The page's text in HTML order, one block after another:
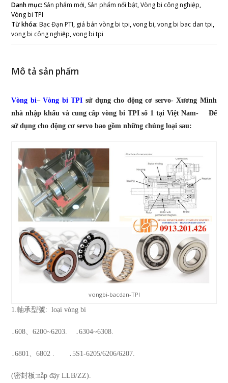
Danh mục: Sản phẩm mới, Sản phẩm nổi bật,Vòng bi công nghiệp,
Vòng bi TPI
Từ khóa:Bạc Đạn PTI, giá bán vòng bi tpi,vong bi,vong bi bac dan tpi,
vong bi công nghiệp,vong bi tpi
Mô tả sản phẩm
Vòng bi–Vòng bi TPI sử dụng cho động cơ servo- Xương Minh
nhà nhập khẩu và cung cấp vòng bi TPI số 1 tại Việt Nam- Để
sử dụng cho động cơ servo bao gồm những chủng loại sau:
vongbi-bacdan-TPI
1.軸承型號: loại vòng bi
․608、6200~6203. ․6304~6308.
․6801、6802 . ․5S1-6205/6206/6207.
(密封板:nắp đậy LLB/ZZ).